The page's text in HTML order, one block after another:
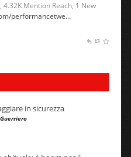
4.32K Mention Reach, 1 New
performancetwe…
in sicurezza